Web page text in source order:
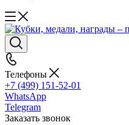
Телефоны
+7 (499) 151-52-01
WhatsApp
Telegram
Заказать звонок